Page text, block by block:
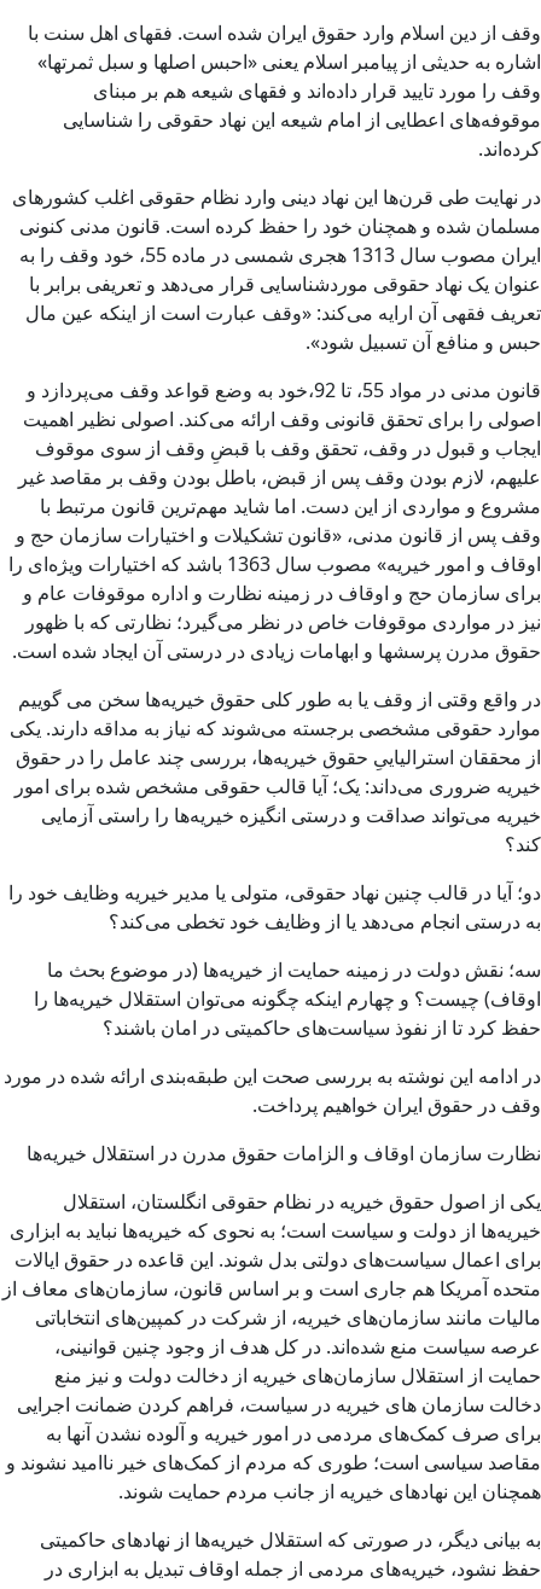
وقف از دین اسلام وارد حقوق ایران شده است. فقهای اهل سنت با
اشاره به حدیثی از پیامبر اسلام یعنی «احبس اصلها و سبل‌ ثمرتها‌»
وقف را مورد تایید قرار داده‌اند و فقهای شیعه هم بر مبنای
موقوفه‌های اعطایی از امام شیعه این نهاد حقوقی را شناسایی
کرده‌اند.
در نهایت طی قرن‌ها این نهاد دینی وارد نظام حقوقی اغلب کشورهای
مسلمان شده و همچنان خود را حفظ کرده است. قانون مدنی کنونی
ایران مصوب سال 1313 هجری شمسی در ماده 55، خود وقف را به
عنوان یک نهاد حقوقی موردشناسایی قرار می‌دهد و تعریفی برابر با
تعریف فقهی آن ارایه می‌کند: «وقف عبارت است از اینکه عین مال
حبس و منافع آن تسبیل شود».
قانون مدنی در مواد 55، تا 92،خود به وضع قواعد وقف می‌پردازد و
اصولی را برای تحقق قانونی وقف ارائه می‌کند. اصولی نظیر اهمیت
ایجاب و قبول در وقف، تحقق وقف با قبضِ وقف از سوی موقوف
علیهم، لازم بودن وقف پس از قبض، باطل بودن وقف بر مقاصد غیر
مشروع و مواردی از این دست. اما شاید مهم‌ترین قانون مرتبط با
وقف پس از قانون مدنی، «قانون تشکیلات و اختیارات سازمان حج و
اوقاف و امور خیریه» مصوب سال 1363 باشد که اختیارات ویژه‌ای را
برای سازمان حج و اوقاف در زمینه نظارت و اداره موقوفات عام و
نیز در مواردی موقوفات خاص در نظر می‌گیرد؛ نظارتی که با ظهور
حقوق مدرن پرسشها و ابهامات زیادی در درستی آن ایجاد شده است.
در واقع وقتی از وقف یا به طور کلی حقوق خیریه‌ها سخن می‌ گوییم
موارد حقوقی مشخصی برجسته می‌شوند که نیاز به مداقه‌ دارند. یکی
از محققان استرالیاییِ حقوق خیریه‌‌ها، بررسی چند عامل را در حقوق
خیریه ضروری می‌داند: یک؛ آیا قالب حقوقی مشخص شده برای امور
خیریه می‌تواند صداقت و درستی انگیزه خیریه‌ها را راستی آزمایی
کند؟
دو؛ آیا در قالب چنین نهاد حقوقی، متولی یا مدیر خیریه وظایف خود را
به درستی انجام می‌دهد یا از وظایف خود تخطی می‌کند؟
سه؛ نقش دولت در زمینه حمایت از خیریه‌ها (در موضوع بحث ما
اوقاف) چیست؟ و چهارم اینکه چگونه می‌توان استقلال خیریه‌ها را
حفظ کرد تا از نفوذ سیاست‌های حاکمیتی در امان باشند؟
در ادامه این نوشته به بررسی صحت این طبقه‌بندی ارائه شده در مورد
وقف در حقوق ایران خواهیم پرداخت.
نظارت سازمان اوقاف و الزامات حقوق مدرن در استقلال خیریه‌ها
یکی از اصول حقوق خیریه در نظام حقوقی انگلستان، استقلال
خیریه‌ها از دولت و سیاست است؛ به نحوی که خیریه‌ها نباید به ابزاری
برای اعمال سیاست‌های دولتی بدل شوند. این قاعده در حقوق ایالات
متحده آمریکا هم جاری است و بر اساس قانون، سازمان‌های معاف از
مالیات مانند سازمان‌های خیریه، از شرکت در کمپین‌های انتخاباتی
عرصه سیاست منع شده‌اند. در کل هدف از وجود چنین قوانینی،
حمایت از استقلال سازمان‌های خیریه از دخالت دولت و نیز منع
دخالت سازمان های خیریه در سیاست، فراهم کردن ضمانت اجرایی
برای صرف کمک‌های مردمی در امور خیریه و آلوده نشدن آنها به
مقاصد سیاسی است؛ طوری که مردم از کمک‌های خیر ناامید نشوند و
همچنان این نهادهای خیریه از جانب مردم حمایت شوند.
به بیانی دیگر، در صورتی که استقلال خیریه‌‌ها از نهادهای حاکمیتی
حفظ نشود، خیریه‌های مردمی از جمله اوقاف تبدیل به ابزاری در